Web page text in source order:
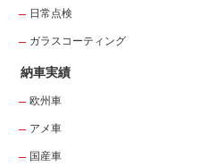
日常点検
ガラスコーティング
納車実績
欧州車
アメ車
国産車